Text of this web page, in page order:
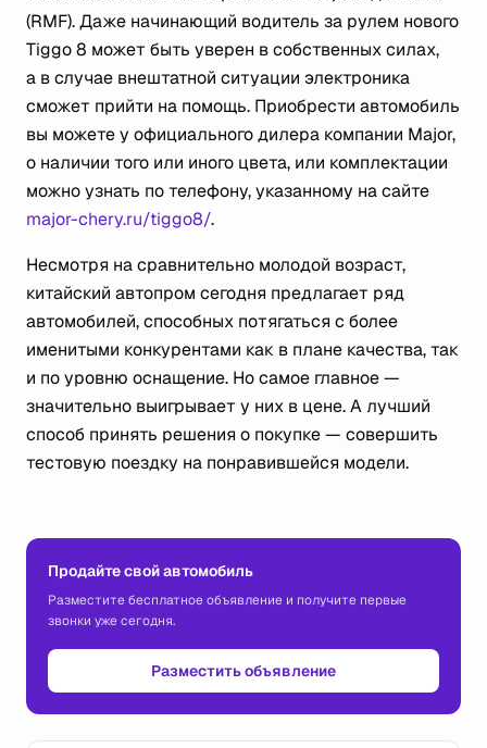
(RMF). Даже начинающий водитель за рулем нового
Tiggo 8 может быть уверен в собственных силах,
а в случае внештатной ситуации электроника
сможет прийти на помощь. Приобрести автомобиль
вы можете у официального дилера компании Major,
о наличии того или иного цвета, или комплектации
можно узнать по телефону, указанному на сайте
major-chery.ru/tiggo8/.
Несмотря на сравнительно молодой возраст,
китайский автопром сегодня предлагает ряд
автомобилей, способных потягаться с более
именитыми конкурентами как в плане качества, так
и по уровню оснащение. Но самое главное —
значительно выигрывает у них в цене. А лучший
способ принять решения о покупке — совершить
тестовую поездку на понравившейся модели.
Продайте свой автомобиль
Разместите бесплатное объявление и получите первые
звонки уже сегодня.
Разместить объявление